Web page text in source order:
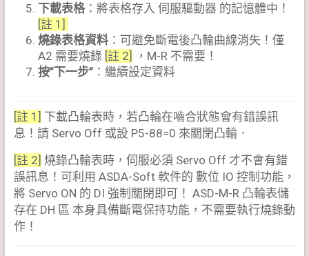
下載表格：將表格存入 伺服驅動器 的記憶體中！
[註 1]
燒錄表格資料：可避免斷電後凸輪曲線消失！僅
A2 需要燒錄 [註 2]
，M-R 不需要！
按”下一步”：繼續設定資料
[註 1] 下載凸輪表時，若凸輪在嚙合狀態會有錯誤訊
息！請 Servo Off 或設 P5-88=0 來關閉凸輪．
[註 2] 燒錄凸輪表時，伺服必須 Servo Off 才不會有錯
誤訊息！可利用 ASDA-Soft 軟件的 數位 IO 控制功能，
將 Servo ON 的 DI 強制關閉即可！ ASD-M-R 凸輪表儲
存在 DH 區 本身具備斷電保持功能，不需要執行燒錄動
作！